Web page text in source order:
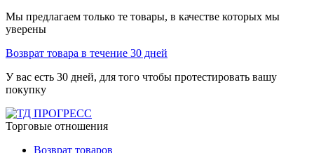
Мы предлагаем только те товары, в качестве которых мы
уверены
Возврат товара в течение 30 дней
У вас есть 30 дней, для того чтобы протестировать вашу
покупку
Торговые отношения
Возврат товаров